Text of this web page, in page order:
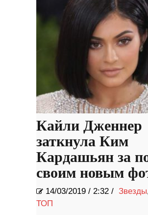
Кайли Дженнер
заткнула Ким
Кардашьян за
своим новым
14/03/2019 / 2:32 / Звезды
ТОП